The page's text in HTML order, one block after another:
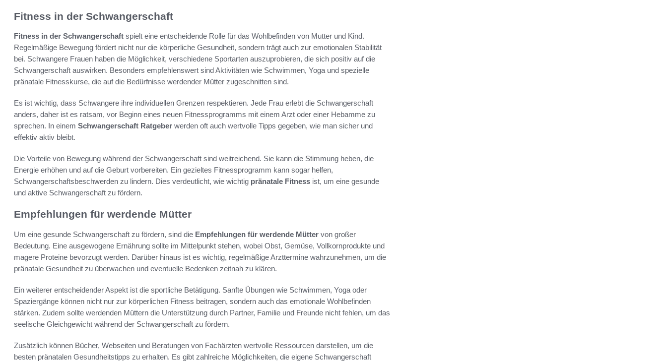
Fitness in der Schwangerschaft
Fitness in der Schwangerschaft spielt eine entscheidende Rolle für das Wohlbefinden von Mutter und Kind.
Regelmäßige Bewegung fördert nicht nur die körperliche Gesundheit, sondern trägt auch zur emotionalen Stabilität
bei. Schwangere Frauen haben die Möglichkeit, verschiedene Sportarten auszuprobieren, die sich positiv auf die
Schwangerschaft auswirken. Besonders empfehlenswert sind Aktivitäten wie Schwimmen, Yoga und spezielle
pränatale Fitnesskurse, die auf die Bedürfnisse werdender Mütter zugeschnitten sind.
Es ist wichtig, dass Schwangere ihre individuellen Grenzen respektieren. Jede Frau erlebt die Schwangerschaft
anders, daher ist es ratsam, vor Beginn eines neuen Fitnessprogramms mit einem Arzt oder einer Hebamme zu
sprechen. In einem Schwangerschaft Ratgeber werden oft auch wertvolle Tipps gegeben, wie man sicher und
effektiv aktiv bleibt.
Die Vorteile von Bewegung während der Schwangerschaft sind weitreichend. Sie kann die Stimmung heben, die
Energie erhöhen und auf die Geburt vorbereiten. Ein gezieltes Fitnessprogramm kann sogar helfen,
Schwangerschaftsbeschwerden zu lindern. Dies verdeutlicht, wie wichtig pränatale Fitness ist, um eine gesunde
und aktive Schwangerschaft zu fördern.
Empfehlungen für werdende Mütter
Um eine gesunde Schwangerschaft zu fördern, sind die Empfehlungen für werdende Mütter von großer
Bedeutung. Eine ausgewogene Ernährung sollte im Mittelpunkt stehen, wobei Obst, Gemüse, Vollkornprodukte und
magere Proteine bevorzugt werden. Darüber hinaus ist es wichtig, regelmäßige Arzttermine wahrzunehmen, um die
pränatale Gesundheit zu überwachen und eventuelle Bedenken zeitnah zu klären.
Ein weiterer entscheidender Aspekt ist die sportliche Betätigung. Sanfte Übungen wie Schwimmen, Yoga oder
Spaziergänge können nicht nur zur körperlichen Fitness beitragen, sondern auch das emotionale Wohlbefinden
stärken. Zudem sollte werdenden Müttern die Unterstützung durch Partner, Familie und Freunde nicht fehlen, um das
seelische Gleichgewicht während der Schwangerschaft zu fördern.
Zusätzlich können Bücher, Webseiten und Beratungen von Fachärzten wertvolle Ressourcen darstellen, um die
besten pränatalen Gesundheitstipps zu erhalten. Es gibt zahlreiche Möglichkeiten, die eigene Schwangerschaft